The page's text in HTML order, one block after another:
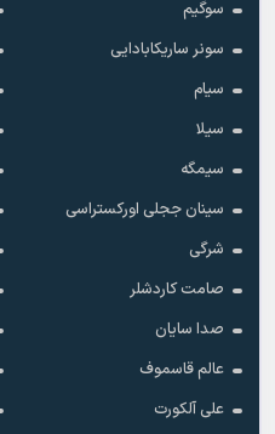
سوگیم
سونر ساریکابادایی
سیام
سیلا
سیمگه
سینان ججلی اورکستراسی
شرگی
صامت کاردشلر
صدا سایان
عالم قاسموف
علی آلکورت